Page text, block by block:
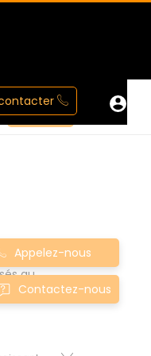
au
fonds
Appelez-nous
Contactez-nous